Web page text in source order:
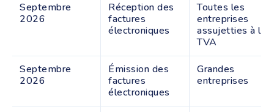
Septembre
2026
Réception des
factures
électroniques
Toutes les
entreprises
assujetties à la
TVA
Septembre
2026
Émission des
factures
électroniques
Grandes
entreprises